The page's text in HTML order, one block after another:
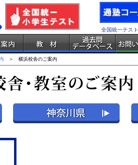
全国統一テスト
＞ 横浜校舎のご案内